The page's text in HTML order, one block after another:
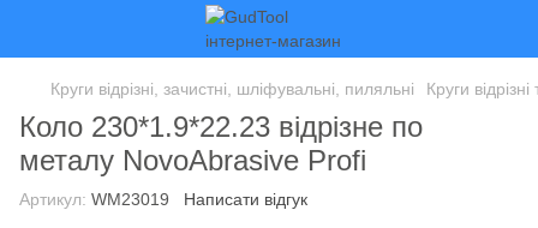
Круги відрізні, зачистні, шліфувальні, пиляльні Круги
Коло 230*1.9*22.23 відрізне по
металу NovoAbrasive Profi
Артикул: WM23019 Написати відгук